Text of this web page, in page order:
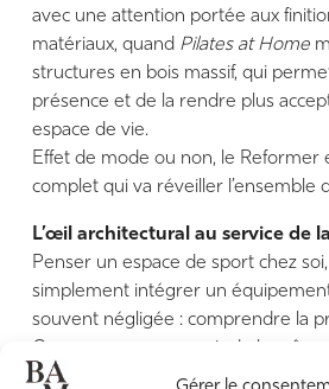
avec une attention portée aux
matériaux, quand Pilates at Home
structures en bois massif, qui
présence et de la rendre plus
espace de vie.
Effet de mode ou non, le Reformer
complet qui va réveiller l’ensemble
L’œil architectural au service de
Penser un espace de sport chez
simplement intégrer un
souvent négligée : comprendre la
dédié au Pilates, au yoga, au